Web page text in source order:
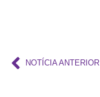
NOTÍCIA ANTERIOR